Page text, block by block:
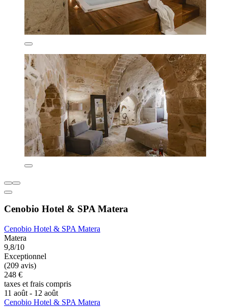
Cenobio Hotel & SPA Matera
Cenobio Hotel & SPA Matera
Matera
9,8/10
Exceptionnel
(209 avis)
248 €
taxes et frais compris
11 août - 12 août
Cenobio Hotel & SPA Matera